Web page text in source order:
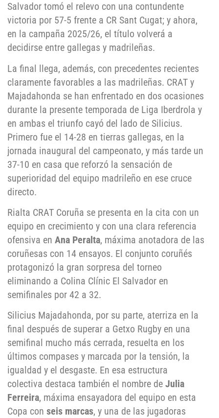
Salvador tomó el relevo con una contundente
victoria por 57-5 frente a CR Sant Cugat; y ahora,
en la campaña 2025/26, el título volverá a
decidirse entre gallegas y madrileñas.
La final llega, además, con precedentes recientes
claramente favorables a las madrileñas. CRAT y
Majadahonda se han enfrentado en dos ocasiones
durante la presente temporada de Liga Iberdrola y
en ambas el triunfo cayó del lado de Silicius.
Primero fue el 14-28 en tierras gallegas, en la
jornada inaugural del campeonato, y más tarde un
37-10 en casa que reforzó la sensación de
superioridad del equipo madrileño en ese cruce
directo.
Rialta CRAT Coruña se presenta en la cita con un
equipo en crecimiento y con una clara referencia
ofensiva en Ana Peralta, máxima anotadora de las
coruñesas con 14 ensayos. El conjunto coruñés
protagonizó la gran sorpresa del torneo
eliminando a Colina Clínic El Salvador en
semifinales por 42 a 32.
Silicius Majadahonda, por su parte, aterriza en la
final después de superar a Getxo Rugby en una
semifinal mucho más cerrada, resuelta en los
últimos compases y marcada por la tensión, la
igualdad y el desgaste. En esa estructura
colectiva destaca también el nombre de Julia
Ferreira, máxima ensayadora del equipo en esta
Copa con seis marcas, y una de las jugadoras